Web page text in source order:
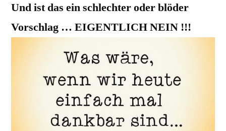
Und ist das ein schlechter oder blöder
Vorschlag … EIGENTLICH NEIN !!!